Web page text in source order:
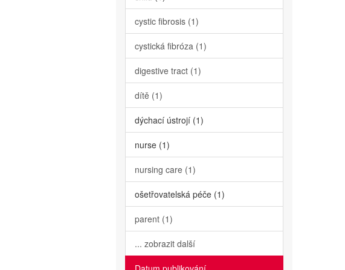
cystic fibrosis (1)
cystická fibróza (1)
digestive tract (1)
dítě (1)
dýchací ústrojí (1)
nurse (1)
nursing care (1)
ošetřovatelská péče (1)
parent (1)
... zobrazit další